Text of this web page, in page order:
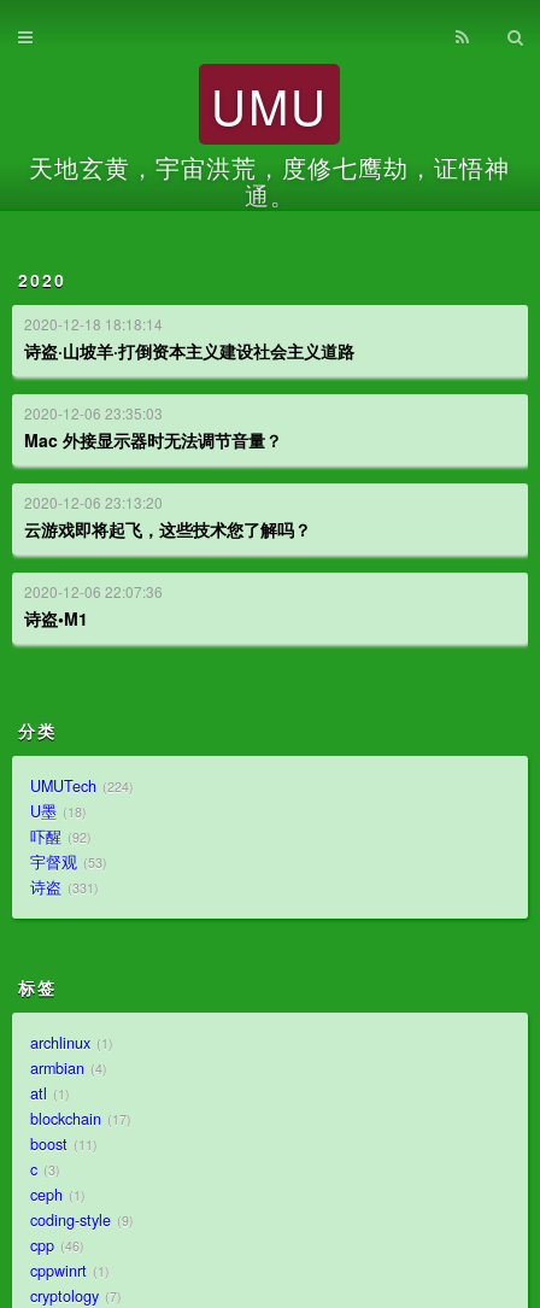
UMU
天地玄黄，宇宙洪荒，度修七鹰劫，证悟神
通。
2020
2020-12-18 18:18:14
诗盗·山坡羊·打倒资本主义建设社会主义道路
2020-12-06 23:35:03
Mac 外接显示器时无法调节音量？
2020-12-06 23:13:20
云游戏即将起飞，这些技术您了解吗？
2020-12-06 22:07:36
诗盗•M1
分类
UMUTech 224
U墨 18
吓醒 92
宇督观 53
诗盗 331
标签
archlinux 1
armbian 4
atl 1
blockchain 17
boost 11
c 3
ceph 1
coding-style 9
cpp 46
cppwinrt 1
cryptology 7
首页
关于